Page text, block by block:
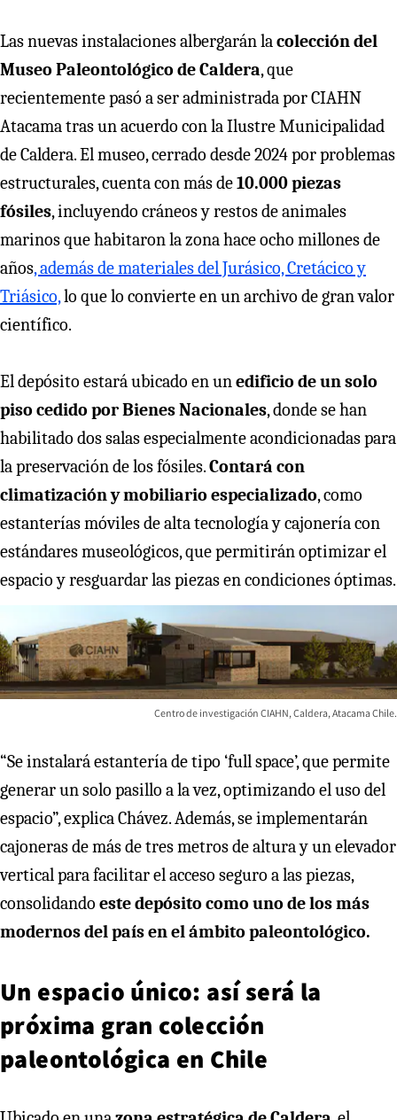
Las nuevas instalaciones albergarán lacolección del
Museo Paleontológico de Caldera, que
recientemente pasó a ser administrada por CIAHN
Atacama tras un acuerdo con la Ilustre Municipalidad
de Caldera. El museo, cerrado desde 2024 por problemas
estructurales, cuenta con más de10.000 piezas
fósiles, incluyendo cráneos y restos de animales
marinos que habitaron la zona hace ocho millones de
años, además de materiales del Jurásico, Cretácico y
Triásico,lo que lo convierte en un archivo de gran valor
científico.
El depósito estará ubicado en unedificio de un solo
piso cedido por Bienes Nacionales, donde se han
habilitado dos salas especialmente acondicionadas para
la preservación de los fósiles.Contará con
climatización y mobiliario especializado, como
estanterías móviles de alta tecnología y cajonería con
estándares museológicos, que permitirán optimizar el
espacio y resguardar las piezas en condiciones óptimas.
Centro de investigación CIAHN, Caldera, Atacama Chile.
“Se instalará estantería de tipo ‘full space’, que permite
generar un solo pasillo a la vez, optimizando el uso del
espacio”, explica Chávez. Además, se implementarán
cajoneras de más de tres metros de altura y un elevador
vertical para facilitar el acceso seguro a las piezas,
consolidando este depósito como uno de los más
modernos del país en el ámbito paleontológico.
Un espacio único: así será la
próxima gran colección
paleontológica en Chile